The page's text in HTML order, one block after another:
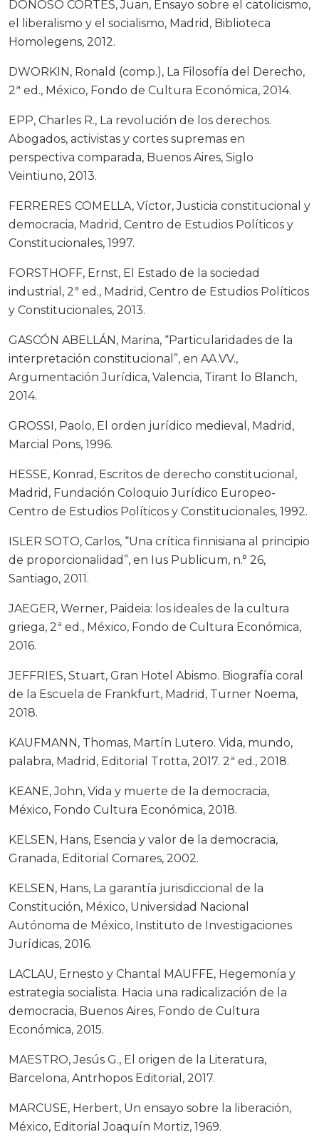
DONOSO CORTÉS, Juan, Ensayo sobre el catolicismo,
el liberalismo y el socialismo, Madrid, Biblioteca
Homolegens, 2012.
DWORKIN, Ronald (comp.), La Filosofía del Derecho,
2ª ed., México, Fondo de Cultura Económica, 2014.
EPP, Charles R., La revolución de los derechos.
Abogados, activistas y cortes supremas en
perspectiva comparada, Buenos Aires, Siglo
Veintiuno, 2013.
FERRERES COMELLA, Víctor, Justicia constitucional y
democracia, Madrid, Centro de Estudios Políticos y
Constitucionales, 1997.
FORSTHOFF, Ernst, El Estado de la sociedad
industrial, 2ª ed., Madrid, Centro de Estudios Políticos
y Constitucionales, 2013.
GASCÓN ABELLÁN, Marina, “Particularidades de la
interpretación constitucional”, en AA.VV.,
Argumentación Jurídica, Valencia, Tirant lo Blanch,
2014.
GROSSI, Paolo, El orden jurídico medieval, Madrid,
Marcial Pons, 1996.
HESSE, Konrad, Escritos de derecho constitucional,
Madrid, Fundación Coloquio Jurídico Europeo-
Centro de Estudios Políticos y Constitucionales, 1992.
ISLER SOTO, Carlos, “Una crítica finnisiana al principio
de proporcionalidad”, en Ius Publicum, n.° 26,
Santiago, 2011.
JAEGER, Werner, Paideia: los ideales de la cultura
griega, 2ª ed., México, Fondo de Cultura Económica,
2016.
JEFFRIES, Stuart, Gran Hotel Abismo. Biografía coral
de la Escuela de Frankfurt, Madrid, Turner Noema,
2018.
KAUFMANN, Thomas, Martín Lutero. Vida, mundo,
palabra, Madrid, Editorial Trotta, 2017. 2ª ed., 2018.
KEANE, John, Vida y muerte de la democracia,
México, Fondo Cultura Económica, 2018.
KELSEN, Hans, Esencia y valor de la democracia,
Granada, Editorial Comares, 2002.
KELSEN, Hans, La garantía jurisdiccional de la
Constitución, México, Universidad Nacional
Autónoma de México, Instituto de Investigaciones
Jurídicas, 2016.
LACLAU, Ernesto y Chantal MAUFFE, Hegemonía y
estrategia socialista. Hacia una radicalización de la
democracia, Buenos Aires, Fondo de Cultura
Económica, 2015.
MAESTRO, Jesús G., El origen de la Literatura,
Barcelona, Antrhopos Editorial, 2017.
MARCUSE, Herbert, Un ensayo sobre la liberación,
México, Editorial Joaquín Mortiz, 1969.